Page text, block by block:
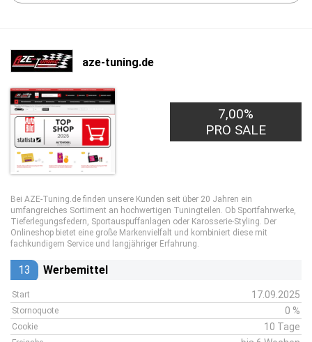
aze-tuning.de
7,00%
PRO SALE
Bei AZE-Tuning.de finden unsere Kunden seit über 20 Jahren ein
umfangreiches Sortiment an hochwertigen Tuningteilen. Ob Sportfahrwerke,
Tieferlegungsfedern, Sportauspuffanlagen oder Karosserie-Styling. Der
Onlineshop bietet eine große Markenvielfalt und kombiniert diese mit
fachkundigem Service und langjähriger Erfahrung.
13 Werbemittel
Start 17.09.2025
Stornoquote 0 %
Cookie 10 Tage